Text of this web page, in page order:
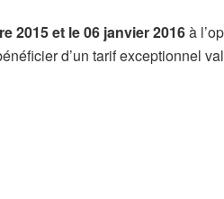
2015 et le 06 janvier 2016à
d’un tarif exceptionnel